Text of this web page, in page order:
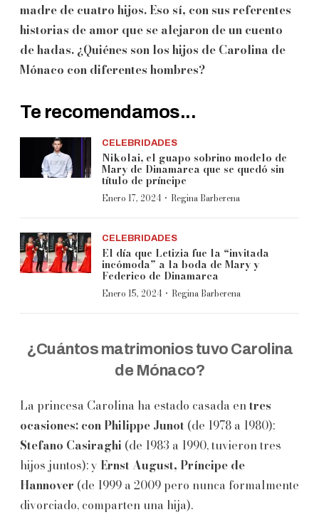
madre de cuatro hijos. Eso sí, con sus referentes
historias de amor que se alejaron de un cuento
de hadas. ¿Quiénes son los hijos de Carolina de
Mónaco con diferentes hombres?
Te recomendamos...
CELEBRIDADES
Nikolai, el guapo sobrino modelo de
Mary de Dinamarca que se quedó sin
título de príncipe
Enero 17, 2024 · Regina Barberena
CELEBRIDADES
El día que Letizia fue la “invitada
incómoda” a la boda de Mary y
Federico de Dinamarca
Enero 15, 2024 · Regina Barberena
¿Cuántos matrimonios tuvo Carolina
de Mónaco?
La princesa Carolina ha estado casada entres
ocasiones: con Philippe Junot (de 1978 a 1980);
Stefano Casiraghi (de 1983 a 1990, tuvieron tres
hijos juntos); y Ernst August, Príncipe de
Hannover (de 1999 a 2009 pero nunca formalmente
divorciado, comparten una hija).